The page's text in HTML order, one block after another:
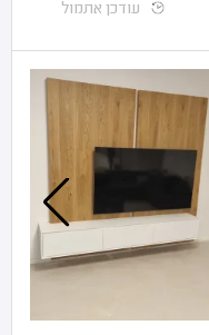
עודכן אתמול